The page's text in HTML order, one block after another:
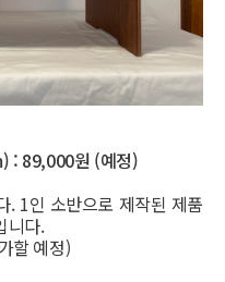
: 89,000원 (예정)
. 1인 소반으로 제작된 제품
니다.
할 예정)